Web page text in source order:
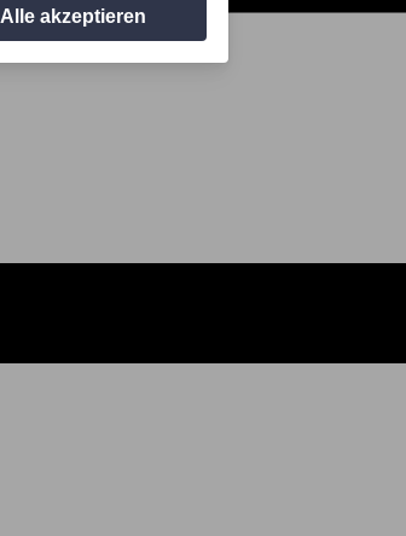
Alle akzeptieren